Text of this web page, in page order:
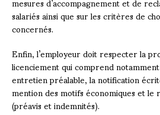
salariés ainsi que sur les critères de
concernés.
Enfin, l’employeur doit respecter la
licenciement qui comprend
entretien préalable, la notification
mention des motifs économiques et le
(préavis et indemnités).